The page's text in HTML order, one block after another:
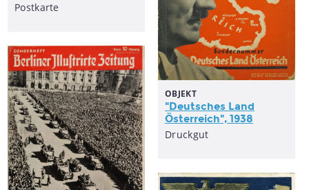
Postkarte
OBJEKT
"Deutsches Land
Österreich", 1938
Druckgut